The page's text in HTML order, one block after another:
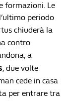
formazioni. Le
periodo
chiuderà la
contro
a
, due volte
cede in casa
per entrare tra